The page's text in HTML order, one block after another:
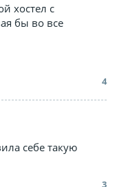
хостел с
бы во все
4
себе такую
3